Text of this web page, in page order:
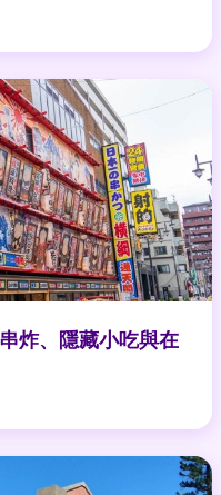
炸、隱藏小吃與在